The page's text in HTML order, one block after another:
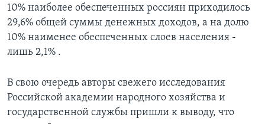
10% наиболее обеспеченных россиян приходилось
29,6% общей суммы денежных доходов, а на долю
10% наименее обеспеченных слоев населения -
лишь 2,1% .
В свою очередь авторы свежего исследования
Российской академии народного хозяйства и
государственной службы пришли к выводу, что